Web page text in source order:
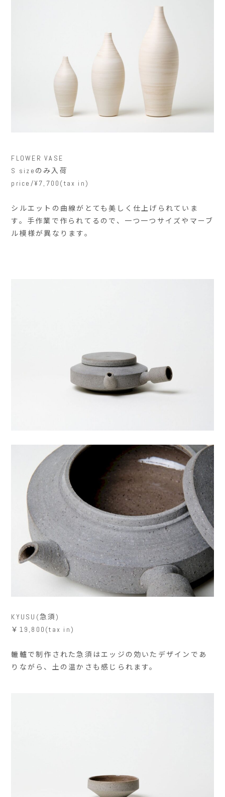
FLOWER VASE
S sizeのみ入荷
price/¥7,700(tax in)
シルエットの曲線がとても美しく仕上げられていま
す。手作業で作られてるので、一つ一つサイズやマーブ
ル模様が異なります。
KYUSU(急須)
￥19,800(tax in)
轆轤で制作された急須はエッジの効いたデザインであ
りながら、土の温かさも感じられます。